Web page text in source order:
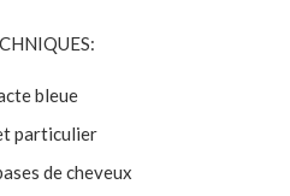
bleue
particulier
de cheveux